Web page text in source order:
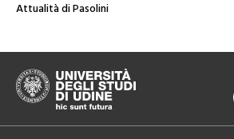
Attualità di Pasolini